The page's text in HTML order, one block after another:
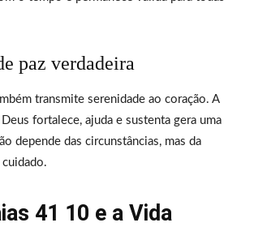
paz verdadeira
transmite serenidade ao coração. A
fortalece, ajuda e sustenta gera uma
depende das circunstâncias, mas da
41 10 e a Vida